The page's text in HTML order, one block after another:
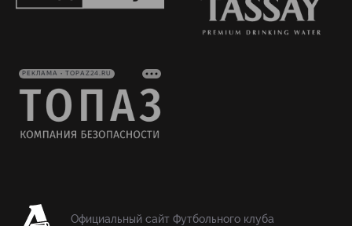
РЕКЛАМА • TOPAZ24.RU
Официальный сайт Футбольного клуба